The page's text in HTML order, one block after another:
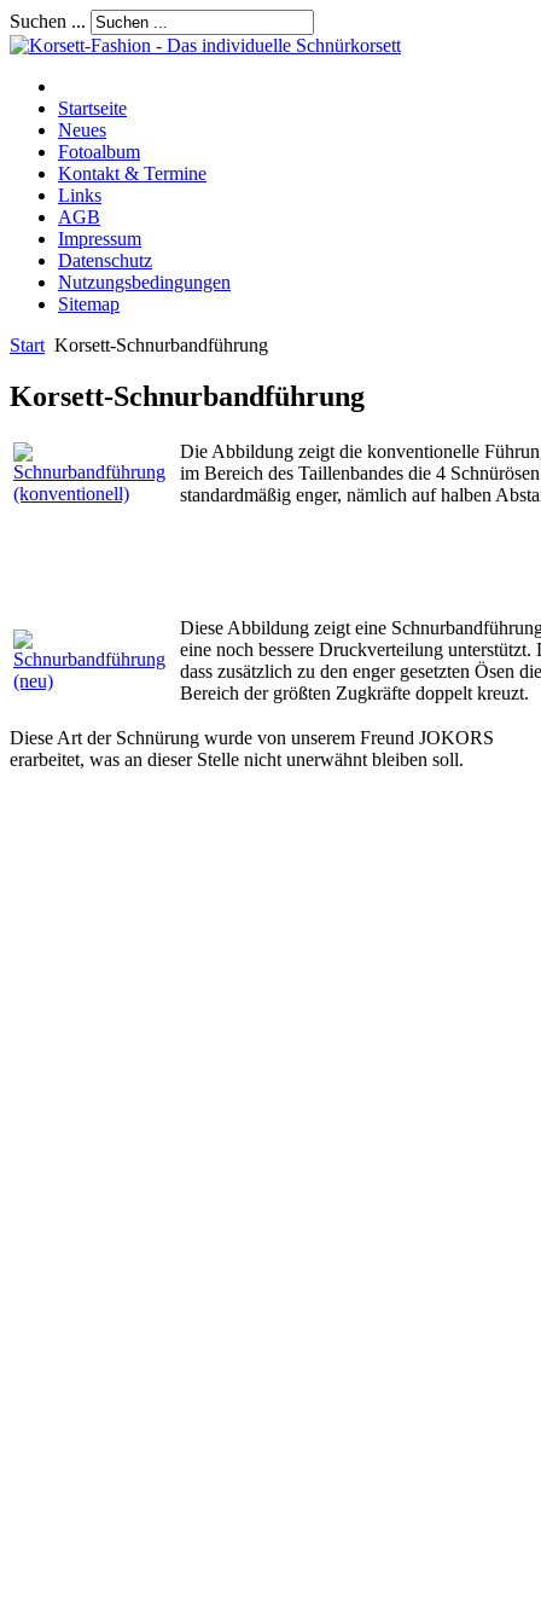
Suchen ...
Startseite
Neues
Fotoalbum
Kontakt & Termine
Links
AGB
Impressum
Datenschutz
Nutzungsbedingungen
Sitemap
Start Korsett-Schnurbandführung
Korsett-Schnurbandführung
Die Abbildung zeigt die konventionelle
im Bereich des Taillenbandes die 4
standardmäßig enger, nämlich auf halben
Diese Abbildung zeigt eine
eine noch bessere Druckverteilung
dass zusätzlich zu den enger gesetzten Ösen
Bereich der größten Zugkräfte doppelt kreuzt.
Diese Art der Schnürung wurde von unserem Freund JOKORS
erarbeitet, was an dieser Stelle nicht unerwähnt bleiben soll.